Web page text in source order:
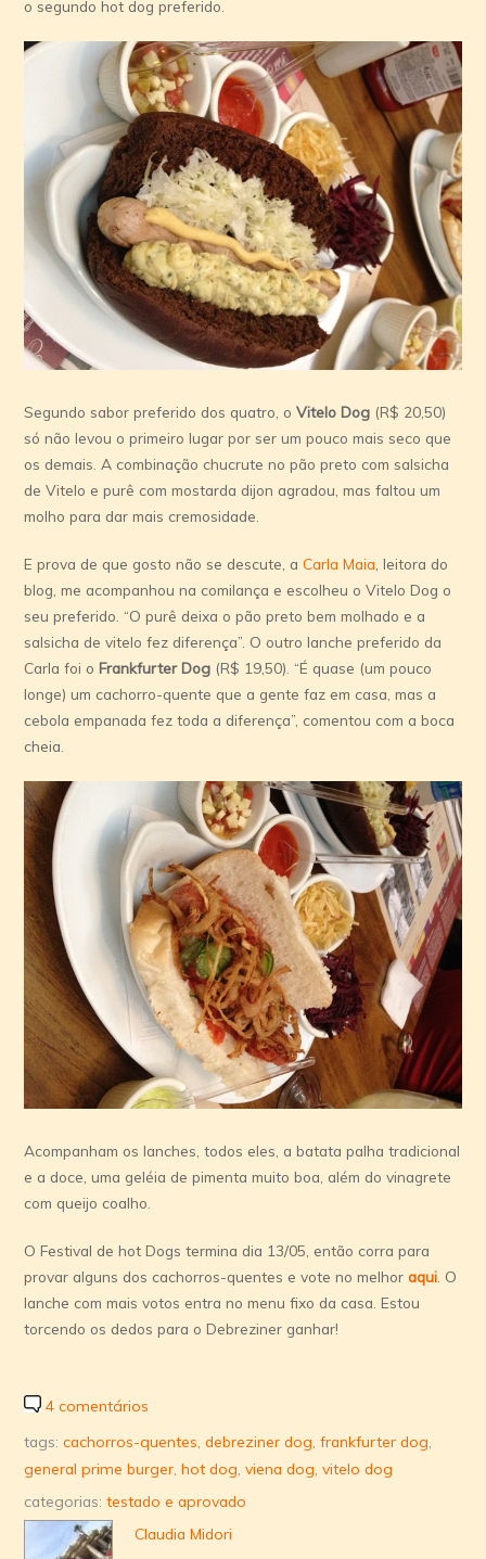
o segundo hot dog preferido.
Segundo sabor preferido dos quatro, oVitelo Dog (R$ 20,50)
só não levou o primeiro lugar por ser um pouco mais seco que
os demais. A combinação chucrute no pão preto com salsicha
de Vitelo e purê com mostarda dijon agradou, mas faltou um
molho para dar mais cremosidade.
E prova de que gosto não se descute, aCarla Maia , leitora do
blog, me acompanhou na comilança e escolheu o Vitelo Dog o
seu preferido. “O purê deixa o pão preto bem molhado e a
salsicha de vitelo fez diferença”. O outro lanche preferido da
Carla foi oFrankfurter Dog (R$ 19,50). “É quase (um pouco
longe) um cachorro-quente que a gente faz em casa, mas a
cebola empanada fez toda a diferença”, comentou com a boca
cheia.
Acompanham os lanches, todos eles, a batata palha tradicional
e a doce, uma geléia de pimenta muito boa, além do vinagrete
com queijo coalho.
O Festival de hot Dogs termina dia 13/05, então corra para
provar alguns dos cachorros-quentes e vote no melhoraqui . O
lanche com mais votos entra no menu fixo da casa. Estou
torcendo os dedos para o Debreziner ganhar!
4 comentários
tags:cachorros-quentes ,debreziner dog ,frankfurter dog
general prime burger ,hot dog ,viena dog ,vitelo dog
categorias:testado e aprovado
Claudia Midori